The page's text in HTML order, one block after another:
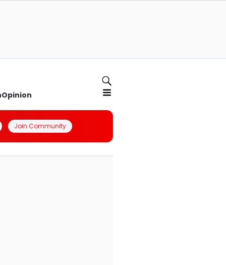
Opinion
Join Community